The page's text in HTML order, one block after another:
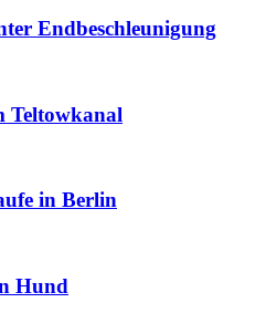
Endbeschleunigung
Teltowkanal
in Berlin
Hund